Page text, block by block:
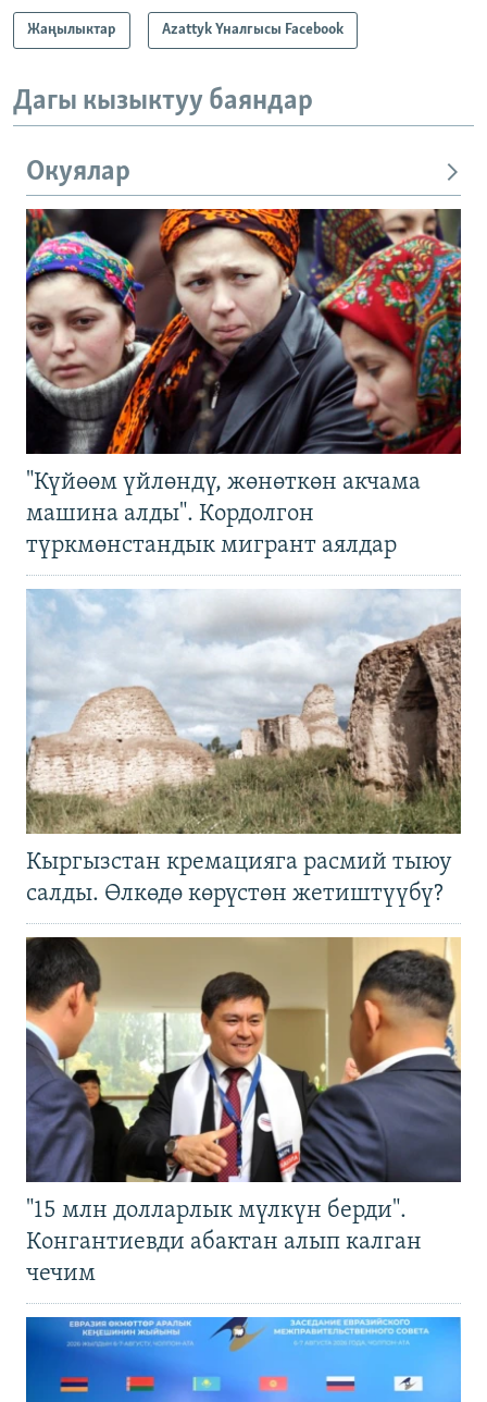
Жаңылыктар Azattyk Үналгысы Facebook
Дагы кызыктуу баяндар
Окуялар
"Күйөөм үйлөндү, жөнөткөн акчама
машина алды". Кордолгон
түркмөнстандык мигрант аялдар
Кыргызстан кремацияга расмий тыюу
салды. Өлкөдө көрүстөн жетиштүүбү?
"15 млн долларлык мүлкүн берди".
Конгантиевди абактан алып калган
чечим